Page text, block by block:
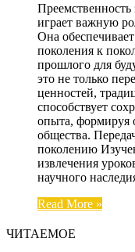
играет важную
Она
поколения к
прошлого для
это не только
ценностей,
способствует
опыта, формируя
общества.
поколению
извлечения
научного
Read More »
ЧИТАЕМОЕ